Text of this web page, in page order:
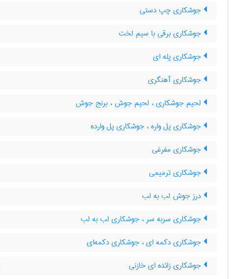
جوشکاری چپ دستی
جوشکاری برقی با سیم لخت
جوشکاری پله ای
جوشکاری آهنگری
لحیم جوشکاری ، لحیم جوش ، برنج جوش
جوشکاری پل واره ، جوشکاری پل وارده
جوشکاری مفرغی
جوشکاری ترمیمی
درز جوش لب به لب
جوشکاری سربه سر ، جوشکاری لب به لب
جوشکاری دکمه ای ، جوشکاری دکمه‌ای
جوشکاری زائده ای خازنی